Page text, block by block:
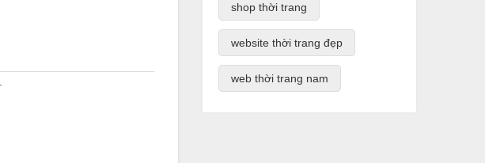
shop thời trang
website thời trang đẹp
web thời trang nam